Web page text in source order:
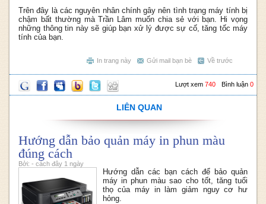
Trên đây là các nguyên nhân chính gây nên tình trạng máy tính bị
chậm bất thường mà Trần Lâm muốn chia sẻ với bạn. Hi vọng
những thông tin này sẽ giúp bạn xử lý được sự cố, tăng tốc máy
tính của bạn.
Về trước
Gửi mail bạn bè
In trang này
Bình luận 0
Lượt xem 740
LIÊN QUAN
Hướng dẫn bảo quản máy in phun màu
đúng cách
Bởi: - cách đây 1 ngày
Hướng dẫn các bạn cách để bảo quản
máy in phun màu sao cho tốt, tăng tuổi
thọ của máy in làm giảm nguy cơ hư
hỏng.